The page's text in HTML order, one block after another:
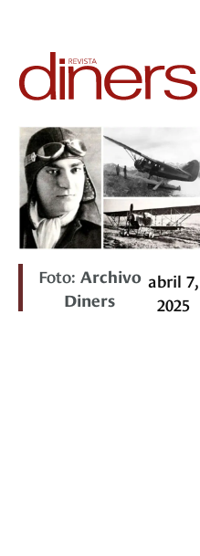
Foto: Archivo
Diners
abril 7,
2025